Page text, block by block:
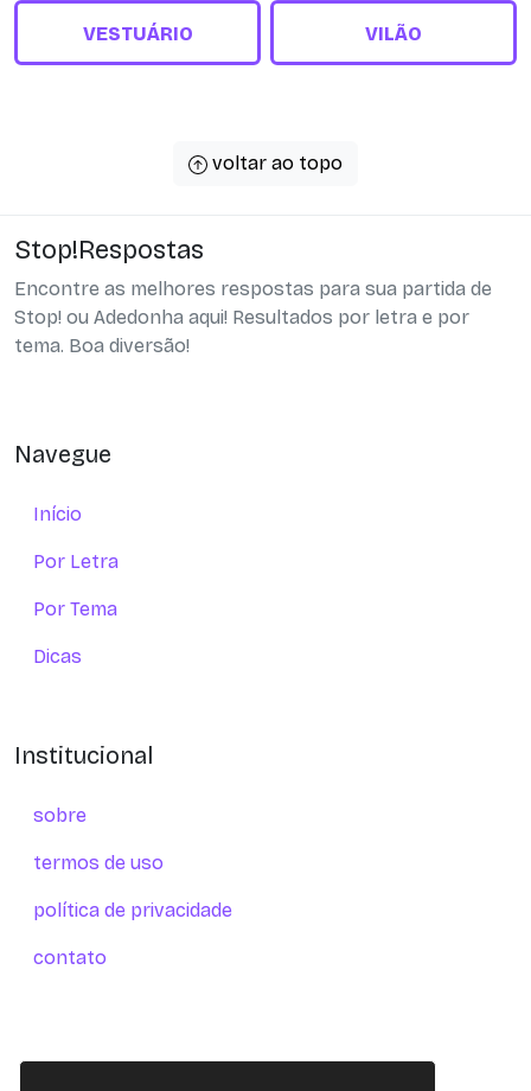
VESTUÁRIO VILÃO
voltar ao topo
Stop!Respostas
Encontre as melhores respostas para sua partida de
Stop! ou Adedonha aqui! Resultados por letra e por
tema. Boa diversão!
Navegue
Início
Por Letra
Por Tema
Dicas
Institucional
sobre
termos de uso
política de privacidade
contato